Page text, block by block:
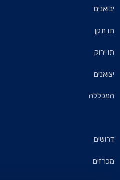
יבואנים
תו תקן
תו ירוק
יצואנים
המכללה
דרושים
מכרזים